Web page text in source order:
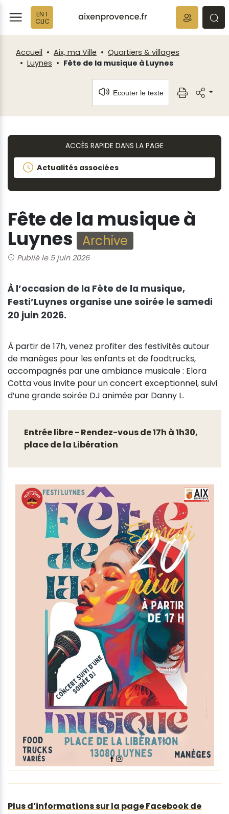
EN 1
CLIC
Accueil Aix, ma Ville
Quartiers & villages
Luynes
Fête de la musique à Luynes
Ecouter le texte
ACCÈS RAPIDE DANS LA PAGE
Actualités associées
Fête de la musique à
Luynes Archive
Publié le 5 juin 2026
À l’occasion de la Fête de la musique,
Festi’Luynes organise une soirée le samedi
20 juin 2026.
À partir de 17h, venez profiter des festivités autour
de manèges pour les enfants et de foodtrucks,
accompagnés par une ambiance musicale : Elora
Cotta vous invite pour un concert exceptionnel, suivi
d’une grande soirée DJ animée par Danny L.
Entrée libre - Rendez-vous de 17h à 1h30,
place de la Libération
Plus d’informations sur la page Facebook de
Fenêtre
de
chat
Panneau de gestion des cookies